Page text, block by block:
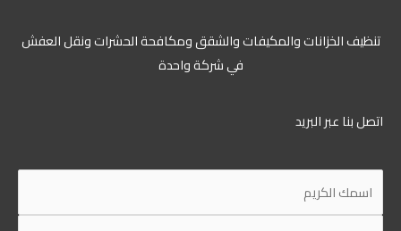
الخزانات والمكيفات والشقق ومكافحة الحشرات ونقل العفش
في شركة واحدة
بنا عبر البريد